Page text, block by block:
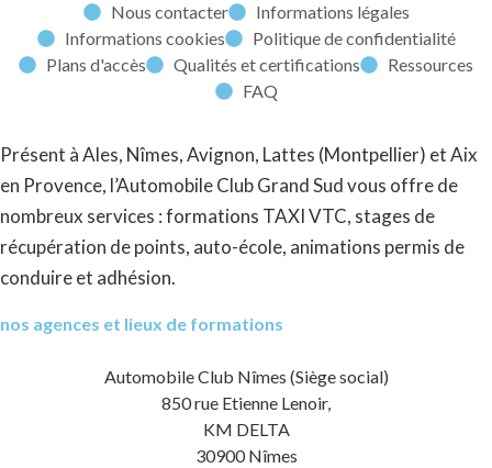
Nous contacter
Informations légales
Informations cookies
Politique de confidentialité
Plans d'accès
Qualités et certifications
Ressources
FAQ
Présent à Ales, Nîmes, Avignon, Lattes (Montpellier) et Aix
en Provence, l’Automobile Club Grand Sud vous offre de
nombreux services : formations TAXI VTC, stages de
récupération de points, auto-école, animations permis de
conduire et adhésion.
nos agences et lieux de formations
Automobile Club Nîmes (Siège social)
850 rue Etienne Lenoir,
KM DELTA
30900 Nîmes